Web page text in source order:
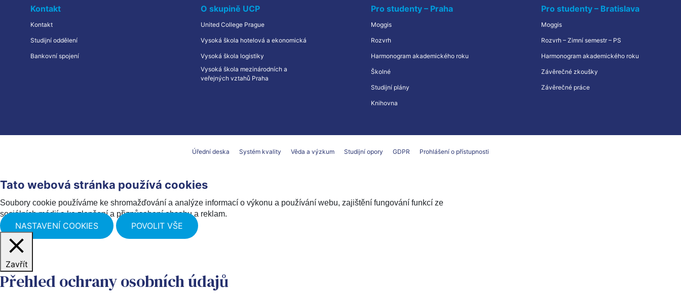
Kontakt
Kontakt
Studijní oddělení
Bankovní spojení
O skupině UCP
United College Prague
Vysoká škola hotelová a ekonomická
Vysoká škola logistiky
Vysoká škola mezinárodních a
veřejných vztahů Praha
Pro studenty – Praha
Moggis
Rozvrh
Harmonogram akademického roku
Školné
Studijní plány
Knihovna
Pro studenty – Bratislava
Moggis
Rozvrh – Zimní semestr – PS
Harmonogram akademického roku
Závěrečné zkoušky
Závěrečné práce
Úřední deska Systém kvality Věda a výzkum Studijní opory GDPR Prohlášení o přístupnosti
Tato webová stránka používá cookies
Soubory cookie používáme ke shromažďování a analýze informací o výkonu a používání webu, zajištění fungování funkcí ze
sociálních médií a ke zlepšení a přizpůsobení obsahu a reklam.
NASTAVENÍ COOKIES POVOLIT VŠE
Zavřít
Přehled ochrany osobních údajů